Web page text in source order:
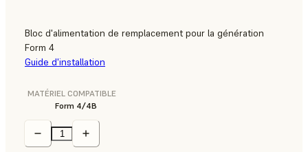
Bloc d'alimentation de remplacement pour la génération
Form 4
Guide d'installation
MATÉRIEL COMPATIBLE
Form 4/4B